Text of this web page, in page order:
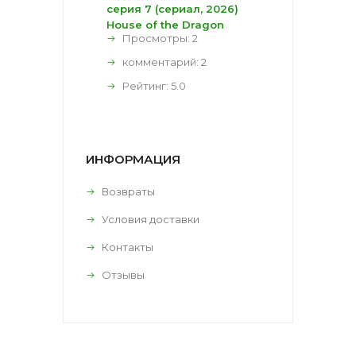
серия 7 (сериал, 2026)
House of the Dragon
Просмотры: 2
комментарий: 2
Рейтинг: 5.0
ИНФОРМАЦИЯ
Возвраты
Условия доставки
Контакты
Отзывы